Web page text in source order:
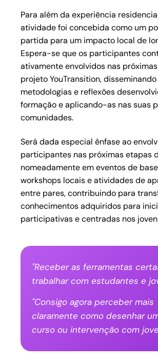
Para além da experiência
atividade foi concebida como um
partida para um impacto local de
Espera-se que os participantes
ativamente envolvidos nas
projeto YouTransition,
metodologias e reflexões
formação e aplicando-as nas suas
comunidades.
Será dada especial ênfase ao
participantes nas próximas etapas
nomeadamente em eventos de
workshops locais e atividades de
entre pares, contribuindo para
conhecimentos adquiridos para
participativas e centradas nos
"Receber as ferramentas
trabalhar com estudantes e
"Consigo agora perceber mais
claramente como desenhar
curso ou intervenção com